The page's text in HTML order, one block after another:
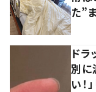
た”
ド
別に
い！